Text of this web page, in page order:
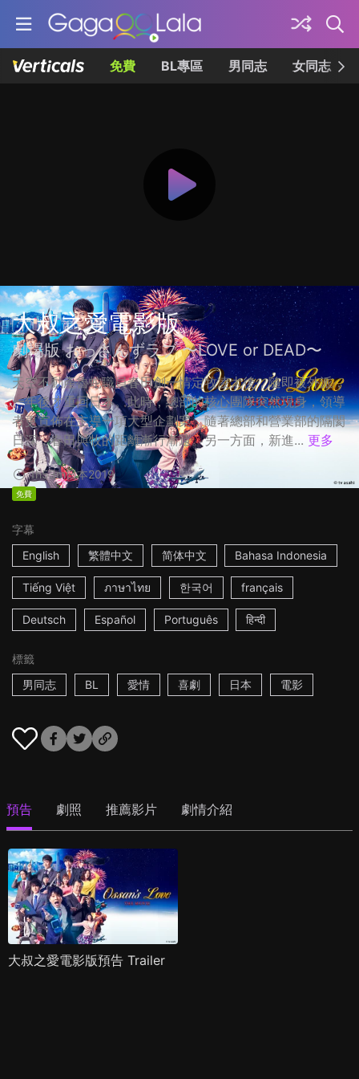
免費 BL專區 男同志 女同志
大叔之愛電影版
劇場版 おっさんずラブ 〜LOVE or DEAD〜
天空不動產魯蛇職員春田創一情定牧凌太後，隨即被外派，
一年後才重回日本。此時，總部的核心團隊突然現身，領導
者更宣佈在主導一項大型企劃案，隨著總部和營業部的隔閡
日深，春田與牧的距離漸行漸遠。另一方面，新進... 更多
1h53m日本2019
免費
字幕
English
繁體中文 简体中文 Bahasa Indonesia
Tiếng Việt ภาษาไทย 한국어 français
Deutsch Español Português हिन्दी
標籤
男同志
BL 愛情 喜劇 日本 電影
預告 劇照 推薦影片 劇情介紹
大叔之愛電影版預告 Trailer